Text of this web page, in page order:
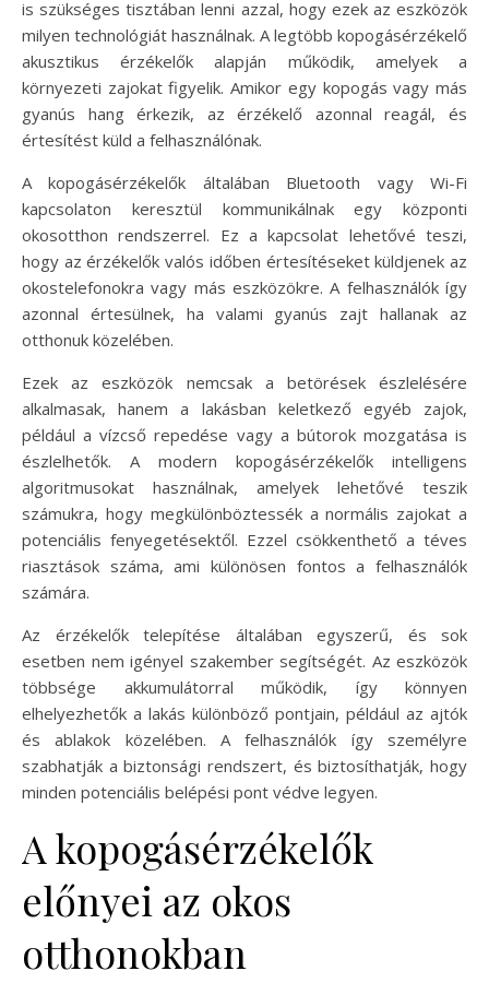
is szükséges tisztában lenni azzal, hogy ezek az eszközök
milyen technológiát használnak. A legtöbb kopogásérzékelő
akusztikus érzékelők alapján működik, amelyek a
környezeti zajokat figyelik. Amikor egy kopogás vagy más
gyanús hang érkezik, az érzékelő azonnal reagál, és
értesítést küld a felhasználónak.
A kopogásérzékelők általában Bluetooth vagy Wi-Fi
kapcsolaton keresztül kommunikálnak egy központi
okosotthon rendszerrel. Ez a kapcsolat lehetővé teszi,
hogy az érzékelők valós időben értesítéseket küldjenek az
okostelefonokra vagy más eszközökre. A felhasználók így
azonnal értesülnek, ha valami gyanús zajt hallanak az
otthonuk közelében.
Ezek az eszközök nemcsak a betörések észlelésére
alkalmasak, hanem a lakásban keletkező egyéb zajok,
például a vízcső repedése vagy a bútorok mozgatása is
észlelhetők. A modern kopogásérzékelők intelligens
algoritmusokat használnak, amelyek lehetővé teszik
számukra, hogy megkülönböztessék a normális zajokat a
potenciális fenyegetésektől. Ezzel csökkenthető a téves
riasztások száma, ami különösen fontos a felhasználók
számára.
Az érzékelők telepítése általában egyszerű, és sok
esetben nem igényel szakember segítségét. Az eszközök
többsége akkumulátorral működik, így könnyen
elhelyezhetők a lakás különböző pontjain, például az ajtók
és ablakok közelében. A felhasználók így személyre
szabhatják a biztonsági rendszert, és biztosíthatják, hogy
minden potenciális belépési pont védve legyen.
A kopogásérzékelők
előnyei az okos
otthonokban